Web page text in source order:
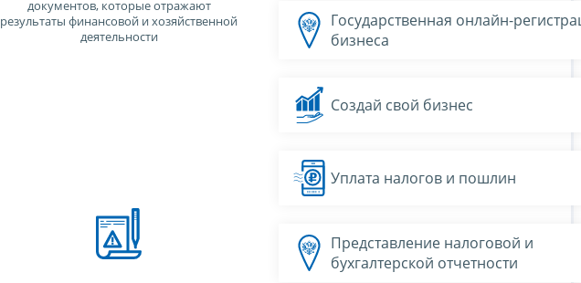
документов, которые отражают
результаты финансовой и хозяйственной
деятельности
Государственная онлайн-
бизнеса
Создай свой бизнес
Уплата налогов и пошлин
Представление налоговой и
бухгалтерской отчетности